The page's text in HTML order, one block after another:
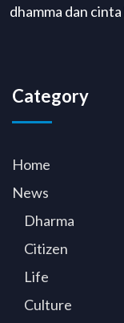
dhamma dan cinta
Category
Home
News
Dharma
Citizen
Life
Culture